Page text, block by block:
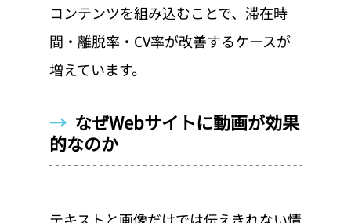
コンテンツを組み込むことで、滞在時
間・離脱率・CV率が改善するケースが
増えています。
→ なぜWebサイトに動画が効果
的なのか